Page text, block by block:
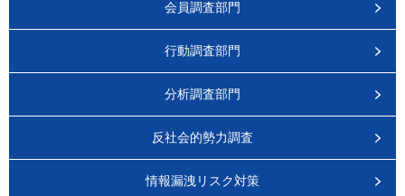
会員調査部門
行動調査部門
分析調査部門
反社会的勢力調査
情報漏洩リスク対策